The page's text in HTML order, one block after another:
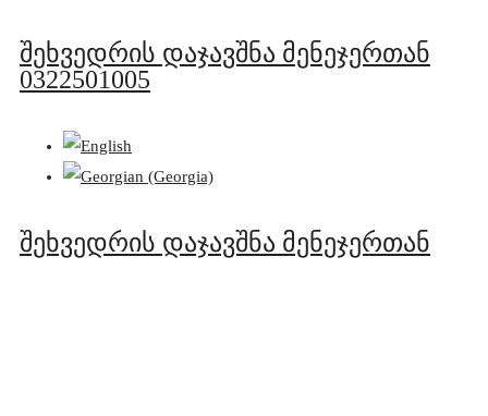
შეხვედრის დაჯავშნა მენეჯერთან
0322501005
შეხვედრის დაჯავშნა მენეჯერთან